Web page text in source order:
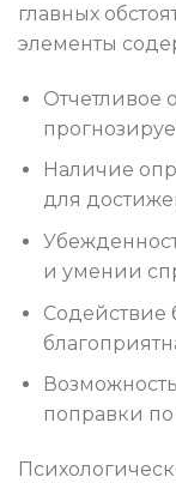
главных
элементы
Отчетливое
Наличие
для
и умении
Содействие
поправки